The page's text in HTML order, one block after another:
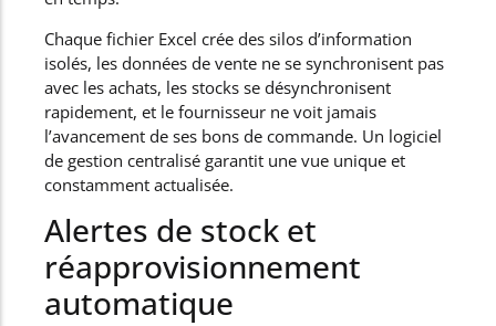
Chaque fichier Excel crée des silos d’information
isolés, les données de vente ne se synchronisent pas
avec les achats, les stocks se désynchronisent
rapidement, et le fournisseur ne voit jamais
l’avancement de ses bons de commande. Un logiciel
de gestion centralisé garantit une vue unique et
constamment actualisée.
Alertes de stock et
réapprovisionnement
automatique